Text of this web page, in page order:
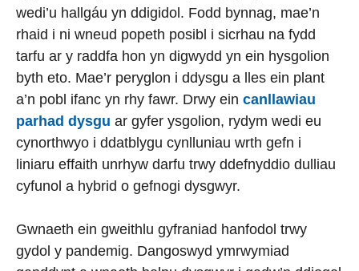
wedi’u hallgáu yn ddigidol. Fodd bynnag, mae’n
rhaid i ni wneud popeth posibl i sicrhau na fydd
tarfu ar y raddfa hon yn digwydd yn ein hysgolion
byth eto. Mae’r peryglon i ddysgu a lles ein plant
a’n pobl ifanc yn rhy fawr. Drwy ein canllawiau
parhad dysgu ar gyfer ysgolion, rydym wedi eu
cynorthwyo i ddatblygu cynlluniau wrth gefn i
liniaru effaith unrhyw darfu trwy ddefnyddio dulliau
cyfunol a hybrid o gefnogi dysgwyr.
Gwnaeth ein gweithlu gyfraniad hanfodol trwy
gydol y pandemig. Dangoswyd ymrwymiad